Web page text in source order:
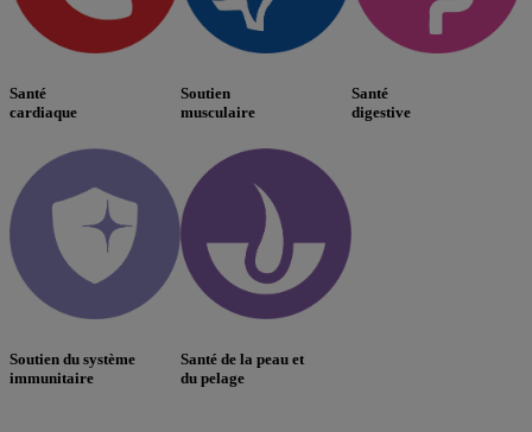
Santé
cardiaque
Soutien
musculaire
Santé
digestive
Soutien du système
immunitaire
Santé de la peau et
du pelage